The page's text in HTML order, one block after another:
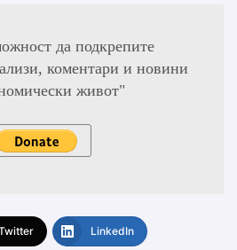
да подкрепите
коментари и новини
живот"
LinkedIn